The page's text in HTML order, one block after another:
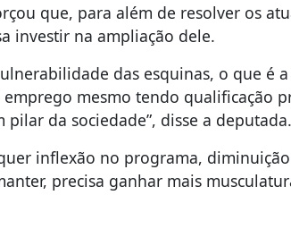
que, para além de resolver os
investir na ampliação dele.
das esquinas, o que é
mesmo tendo qualificação
da sociedade”, disse a deputada.
inflexão no programa,
precisa ganhar mais